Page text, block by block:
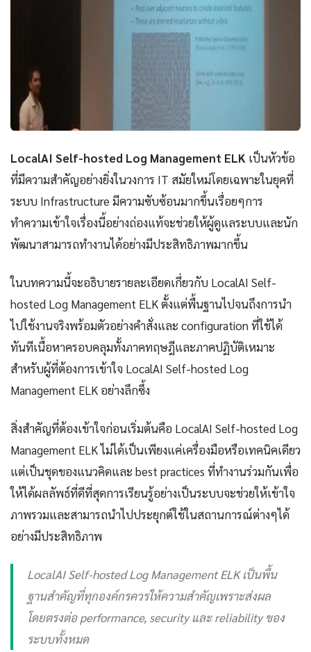
LocalAI Self-hosted Log Management ELK เป็นหัวข้อ
ที่มีความสำคัญอย่างยิ่งในวงการ IT สมัยใหม่โดยเฉพาะในยุคที่
ระบบ Infrastructure มีความซับซ้อนมากขึ้นเรื่อยๆการ
ทำความเข้าใจเรื่องนี้อย่างถ่องแท้จะช่วยให้ผู้ดูแลระบบและนัก
พัฒนาสามารถทำงานได้อย่างมีประสิทธิภาพมากขึ้น
ในบทความนี้จะอธิบายรายละเอียดเกี่ยวกับ LocalAI Self-
hosted Log Management ELK ตั้งแต่พื้นฐานไปจนถึงการนำ
ไปใช้งานจริงพร้อมตัวอย่างคำสั่งและ configuration ที่ใช้ได้
ทันทีเนื้อหาครอบคลุมทั้งภาคทฤษฎีและภาคปฏิบัติเหมาะ
สำหรับผู้ที่ต้องการเข้าใจ LocalAI Self-hosted Log
Management ELK อย่างลึกซึ้ง
สิ่งสำคัญที่ต้องเข้าใจก่อนเริ่มต้นคือ LocalAI Self-hosted Log
Management ELK ไม่ได้เป็นเพียงแค่เครื่องมือหรือเทคนิคเดียว
แต่เป็นชุดของแนวคิดและ best practices ที่ทำงานร่วมกันเพื่อ
ให้ได้ผลลัพธ์ที่ดีที่สุดการเรียนรู้อย่างเป็นระบบจะช่วยให้เข้าใจ
ภาพรวมและสามารถนำไปประยุกต์ใช้ในสถานการณ์ต่างๆได้
อย่างมีประสิทธิภาพ
LocalAI Self-hosted Log Management ELK เป็นพื้น
ฐานสำคัญที่ทุกองค์กรควรให้ความสำคัญเพราะส่งผล
โดยตรงต่อ performance, security และ reliability ของ
ระบบทั้งหมด